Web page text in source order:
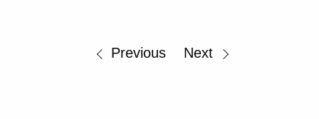
Previous Next